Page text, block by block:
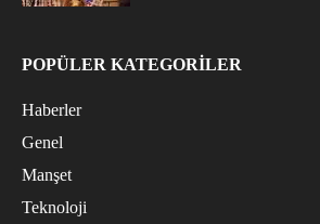
POPÜLER KATEGORİLER
Haberler
Genel
Manşet
Teknoloji